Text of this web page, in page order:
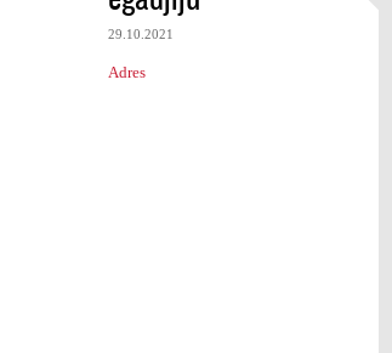
29.10.2021
Adres